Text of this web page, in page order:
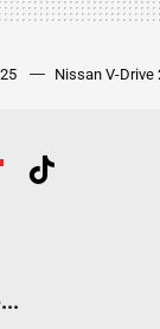
Nissan V-Drive